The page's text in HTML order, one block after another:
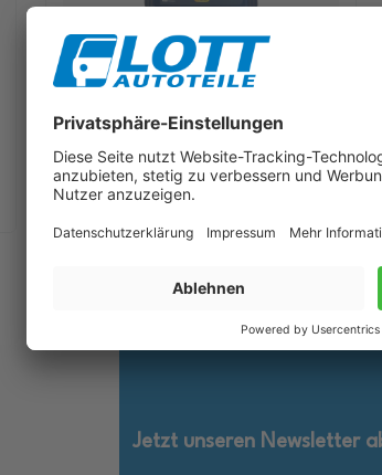
4L Aral BlueTronic II 10W-40 Motoröl
passend für Fiat 9.55535 D2 VW 505.00
Merkzettel
In den Warenkorb
25,89 €
inkl. gesetzl. MwSt., zzgl.
Jetzt unseren Newsletter